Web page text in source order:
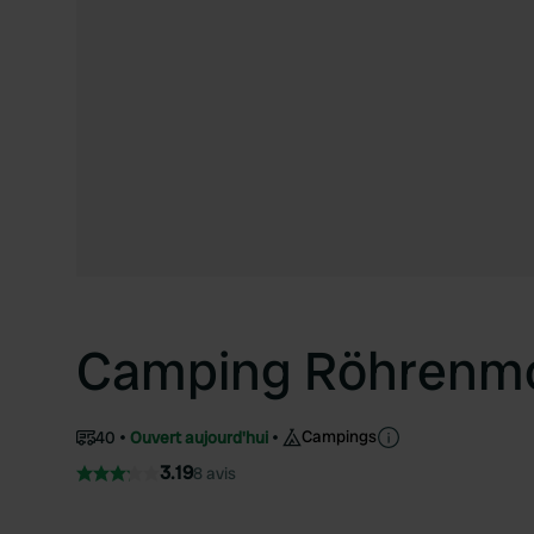
Camping
40 Ouvert aujourd'hui Campings
3.198 avis